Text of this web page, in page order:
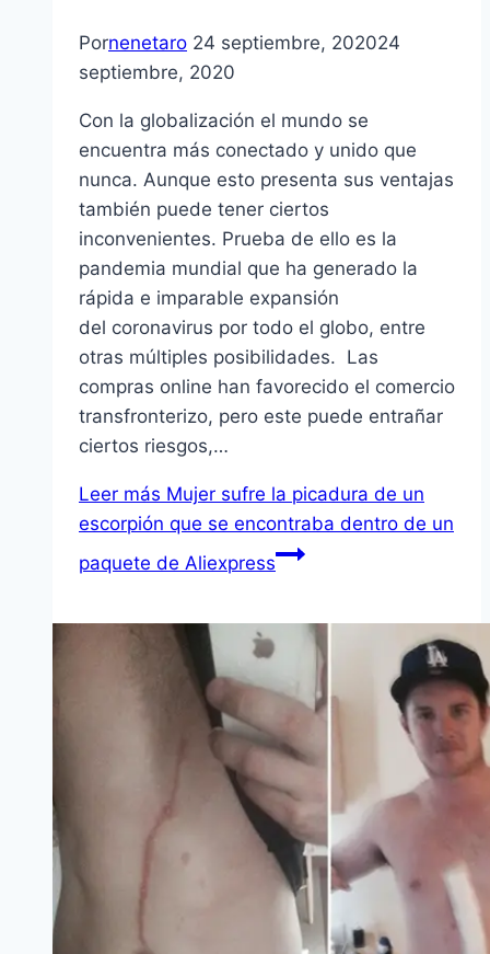
Pornenetaro 24 septiembre, 202024
septiembre, 2020
Con la globalización el mundo se
encuentra más conectado y unido que
nunca. Aunque esto presenta sus ventajas
también puede tener ciertos
inconvenientes. Prueba de ello es la
pandemia mundial que ha generado la
rápida e imparable expansión
del coronavirus por todo el globo, entre
otras múltiples posibilidades. Las
compras online han favorecido el comercio
transfronterizo, pero este puede entrañar
ciertos riesgos,…
Leer más Mujer sufre la picadura de un
escorpión que se encontraba dentro de un
paquete de Aliexpress